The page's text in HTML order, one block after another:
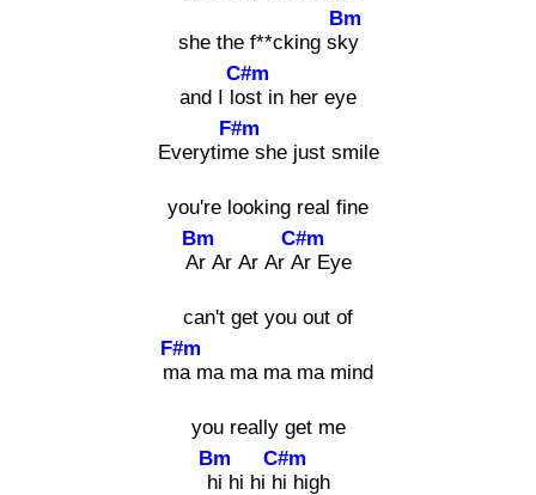
she the f**cking sky
Bm
and I los
C#m
t in her eye
Everytime
F#m
she just smile
you're looking real fine
Ar
Bm
Ar Ar Ar Ar
C#m
Eye
can't get you out of
ma
F#m
ma ma ma ma mind
you really get me
hi
Bm
hi hi hi
C#m
high